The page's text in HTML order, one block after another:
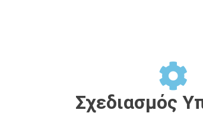
Σχεδιασμός